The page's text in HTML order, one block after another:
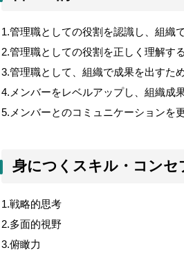
1.管理職としての役割を認識し、組織
2.管理職としての役割を正しく理解する
3.管理職として、組織で成果を出すた
4. メンバーをレベルアップし、組織成
5. メンバーとのコミュニケーションを
身につくスキル・コン
1.戦略的思考
2.多面的視野
3.俯瞰力